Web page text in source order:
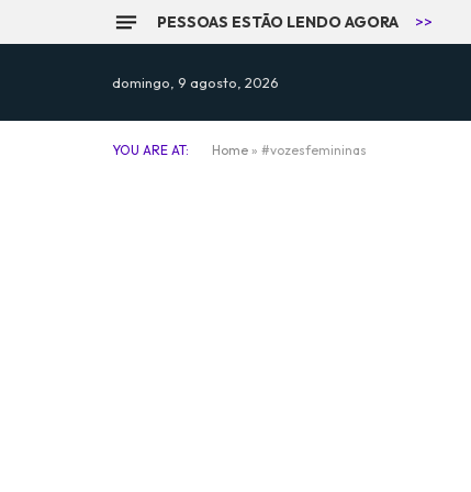
PESSOAS ESTÃO LENDO AGORA >>
domingo, 9 agosto, 2026
YOU ARE AT: Home » #vozesfemininas